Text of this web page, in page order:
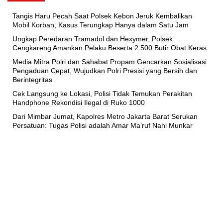
Tangis Haru Pecah Saat Polsek Kebon Jeruk Kembalikan
Mobil Korban, Kasus Terungkap Hanya dalam Satu Jam
Ungkap Peredaran Tramadol dan Hexymer, Polsek
Cengkareng Amankan Pelaku Beserta 2.500 Butir Obat Keras
Media Mitra Polri dan Sahabat Propam Gencarkan Sosialisasi
Pengaduan Cepat, Wujudkan Polri Presisi yang Bersih dan
Berintegritas
Cek Langsung ke Lokasi, Polisi Tidak Temukan Perakitan
Handphone Rekondisi Ilegal di Ruko 1000
Dari Mimbar Jumat, Kapolres Metro Jakarta Barat Serukan
Persatuan: Tugas Polisi adalah Amar Ma’ruf Nahi Munkar